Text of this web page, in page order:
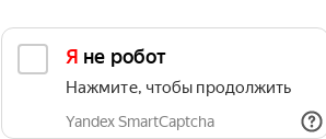
Я не робот
Нажмите, чтобы продолжить
Yandex SmartCaptcha